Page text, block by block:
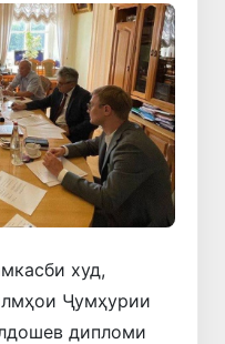
худ,
Ҷумҳурии
дипломи